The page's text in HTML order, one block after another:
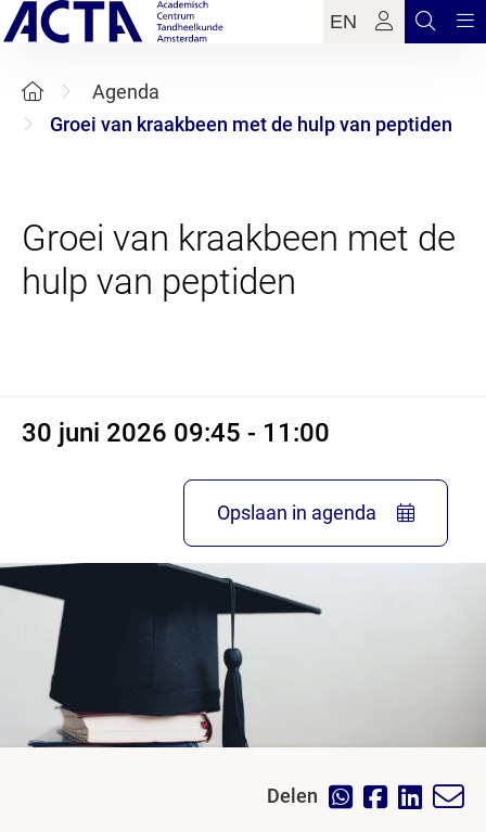
EN
Agenda
Groei van kraakbeen met de hulp van peptiden
Groei van kraakbeen met de
30 juni 2026 09:45 - 11:00
Opslaan in agenda
Delen